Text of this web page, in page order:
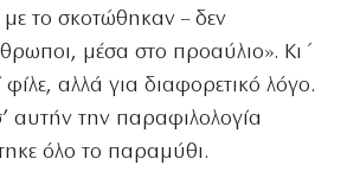
το σκοτώθηκαν – δεν
μέσα στο προαύλιο». Κι΄
φίλε, αλλά για διαφορετικό λόγο.
αυτήν την παραφιλολογία
όλο το παραμύθι.